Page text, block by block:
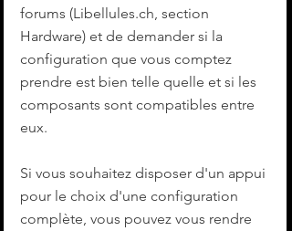
forums (Libellules.ch, section
Hardware) et de demander si la
configuration que vous comptez
prendre est bien telle quelle et si les
composants sont compatibles entre
eux.
Si vous souhaitez disposer d'un appui
pour le choix d'une configuration
complète, vous pouvez vous rendre